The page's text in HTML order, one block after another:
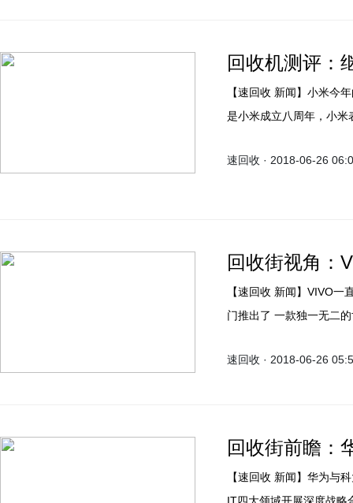
回收机测评：
【速回收 新闻】小米今年的表现让人有点吃惊，首推的产品都非常给力。不过今年
是小米成立八周年，小
米8系列自发布以来出货
速回收 · 2018-06-26
回收街视角：
【速回收 新闻】VIVO一直是世界杯的合作伙伴，而最近线下旗舰VIVO X21，其专
门推出了 一款独一无二
的设计乃承袭自苹果
速回收 · 2018-06-26
回收街前瞻：
【速回收 新闻】华为与科大讯飞5月17日在深圳签署战略合作协议，未来双方将在